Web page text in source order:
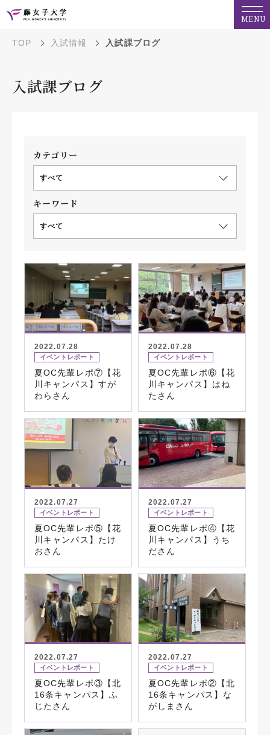
MENU
TOP 入試情報 入試課ブログ
入試課ブログ
カテゴリー
すべて
キーワード
すべて
2022.07.28
イベントレポート
夏OC先輩レポ⑦【花
川キャンパス】すが
わらさん
2022.07.28
イベントレポート
夏OC先輩レポ⑥【花
川キャンパス】はね
たさん
2022.07.27
イベントレポート
夏OC先輩レポ⑤【花
川キャンパス】たけ
おさん
2022.07.27
イベントレポート
夏OC先輩レポ④【花
川キャンパス】うち
ださん
2022.07.27
イベントレポート
夏OC先輩レポ③【北
16条キャンパス】ふ
じたさん
2022.07.27
イベントレポート
夏OC先輩レポ②【北
16条キャンパス】な
がしまさん